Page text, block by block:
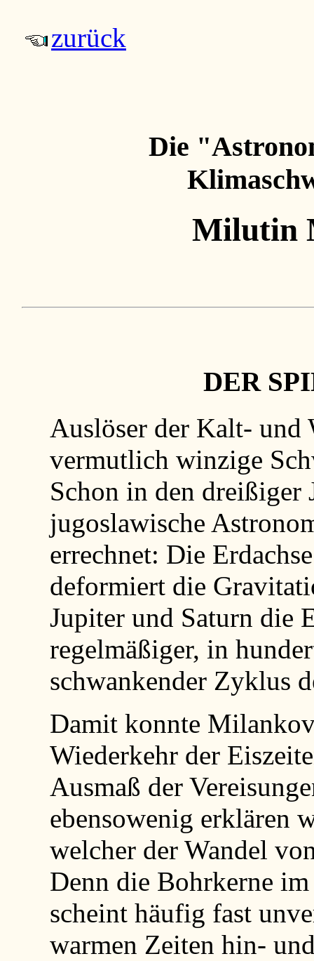
zurück
Die
Milutin
DER
Auslöser der Kalt- und
vermutlich winzige
Schon in den dreißiger
jugoslawische
errechnet: Die
deformiert die
Jupiter und Saturn die
regelmäßiger, in
schwankender Zyklus
Damit konnte
Wiederkehr der
Ausmaß der
ebensowenig erklären
welcher der Wandel
Denn die Bohrkerne
scheint häufig fast
warmen Zeiten hin-